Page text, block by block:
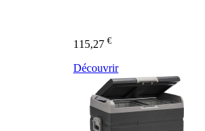
115,27 €
Découvrir